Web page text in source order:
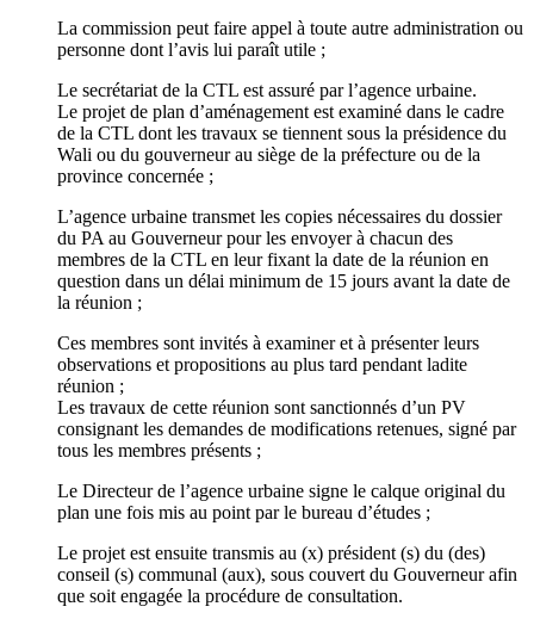
La commission peut faire appel à toute autre administration ou
personne dont l’avis lui paraît utile ;
Le secrétariat de la CTL est assuré par l’agence urbaine.
Le projet de plan d’aménagement est examiné dans le cadre
de la CTL dont les travaux se tiennent sous la présidence du
Wali ou du gouverneur au siège de la préfecture ou de la
province concernée ;
L’agence urbaine transmet les copies nécessaires du dossier
du PA au Gouverneur pour les envoyer à chacun des
membres de la CTL en leur fixant la date de la réunion en
question dans un délai minimum de 15 jours avant la date de
la réunion ;
Ces membres sont invités à examiner et à présenter leurs
observations et propositions au plus tard pendant ladite
réunion ;
Les travaux de cette réunion sont sanctionnés d’un PV
consignant les demandes de modifications retenues, signé par
tous les membres présents ;
Le Directeur de l’agence urbaine signe le calque original du
plan une fois mis au point par le bureau d’études ;
Le projet est ensuite transmis au (x) président (s) du (des)
conseil (s) communal (aux), sous couvert du Gouverneur afin
que soit engagée la procédure de consultation.